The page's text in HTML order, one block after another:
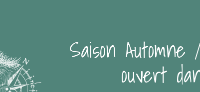
Saison
ouvert